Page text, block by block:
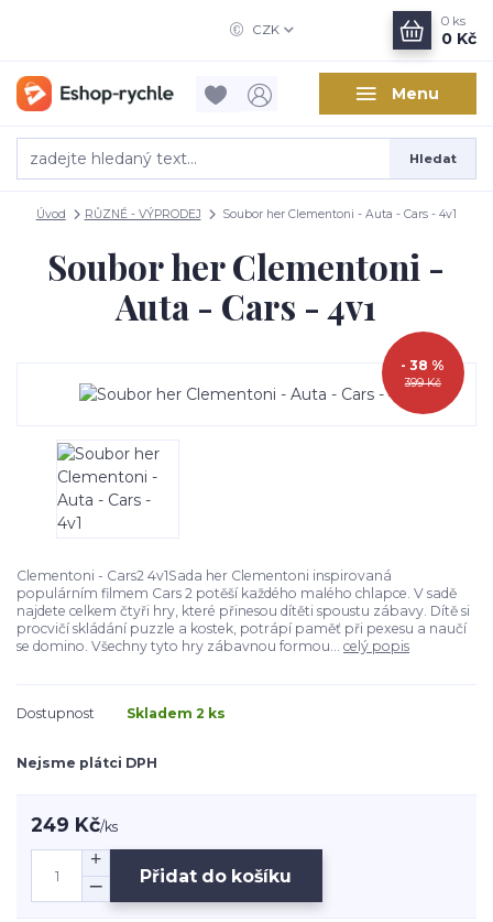
Menu
CZK
Hledat
0 ks
0 Kč
Úvod RŮZNÉ - VÝPRODEJ Soubor her Clementoni - Auta - Cars - 4v1
Soubor her Clementoni -
Auta - Cars - 4v1
399 Kč
- 38 %
Clementoni - Cars2 4v1Sada her Clementoni inspirovaná
populárním filmem Cars 2 potěší každého malého chlapce. V sadě
najdete celkem čtyři hry, které přinesou dítěti spoustu zábavy. Dítě si
procvičí skládání puzzle a kostek, potrápí paměť při pexesu a naučí
se domino. Všechny tyto hry zábavnou formou... celý popis
Dostupnost Skladem 2 ks
Nejsme plátci DPH
249 Kč/ks
Přidat do košíku